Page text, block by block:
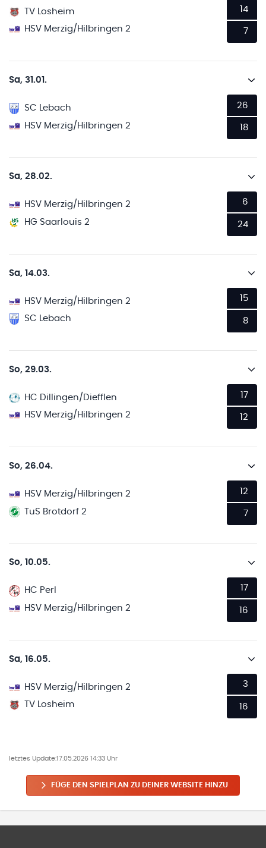
TV Losheim
HSV Merzig/Hilbringen 2
14
7
Sa, 31.01.
SC Lebach
HSV Merzig/Hilbringen 2
26
18
Sa, 28.02.
HSV Merzig/Hilbringen 2
HG Saarlouis 2
6
24
Sa, 14.03.
HSV Merzig/Hilbringen 2
SC Lebach
15
8
So, 29.03.
HC Dillingen/Diefflen
HSV Merzig/Hilbringen 2
17
12
So, 26.04.
HSV Merzig/Hilbringen 2
TuS Brotdorf 2
12
7
So, 10.05.
HC Perl
HSV Merzig/Hilbringen 2
17
16
Sa, 16.05.
HSV Merzig/Hilbringen 2
TV Losheim
3
16
letztes Update:17.05.2026 14:33 Uhr
FÜGE DEN SPIELPLAN ZU DEINER WEBSITE HINZU